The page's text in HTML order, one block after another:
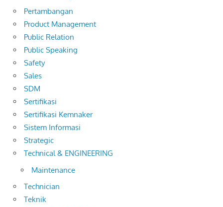
Pertambangan
Product Management
Public Relation
Public Speaking
Safety
Sales
SDM
Sertifikasi
Sertifikasi Kemnaker
Sistem Informasi
Strategic
Technical & ENGINEERING
Maintenance
Technician
Teknik